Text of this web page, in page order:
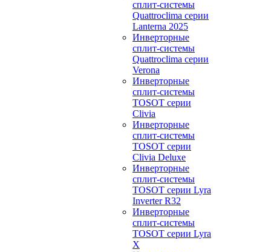
сплит-системы
Quattroclima серии
Lanterna 2025
Инверторные
сплит-системы
Quattroclima серии
Verona
Инверторные
сплит-системы
TOSOT серии
Clivia
Инверторные
сплит-системы
TOSOT серии
Clivia Deluxe
Инверторные
сплит-системы
TOSOT серии Lyra
Inverter R32
Инверторные
сплит-системы
TOSOT серии Lyra
X